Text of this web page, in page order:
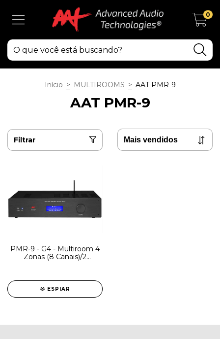
0
Início > MULTIROOMS > AAT PMR-9
AAT PMR-9
Filtrar
PMR-9 - G4 - Multiroom 4
Zonas (8 Canais)/2
analógicas/1 Streamer Wi-
Fi com Airplay/800W
RMS
ESPIAR